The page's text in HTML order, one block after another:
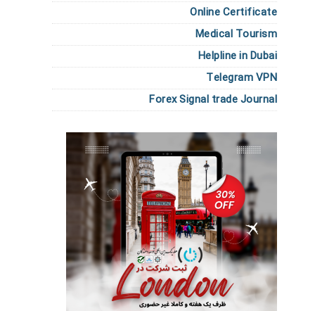
Online Certificate
Medical Tourism
Helpline in Dubai
Telegram VPN
Forex Signal trade Journal